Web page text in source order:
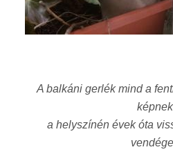
A balkáni gerlék mind a
képnek
a helyszínén évek óta